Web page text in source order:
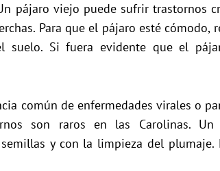
pájaro viejo puede sufrir trastornos
Para que el pájaro esté cómodo,
suelo. Si fuera evidente que el
común de enfermedades virales o
son raros en las Carolinas. Un
y con la limpieza del